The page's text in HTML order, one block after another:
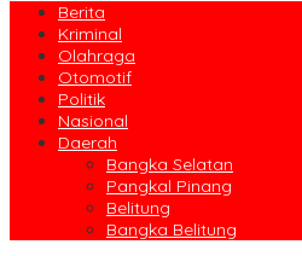
Berita
Kriminal
Olahraga
Otomotif
Politik
Nasional
Daerah
Bangka Selatan
Pangkal Pinang
Belitung
Bangka Belitung